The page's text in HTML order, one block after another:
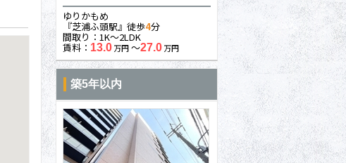
ゆりかもめ
『芝浦ふ頭駅』徒歩4分
間取り：1K〜2LDK
賃料： 13.0万円〜27.0万円
築5年以内